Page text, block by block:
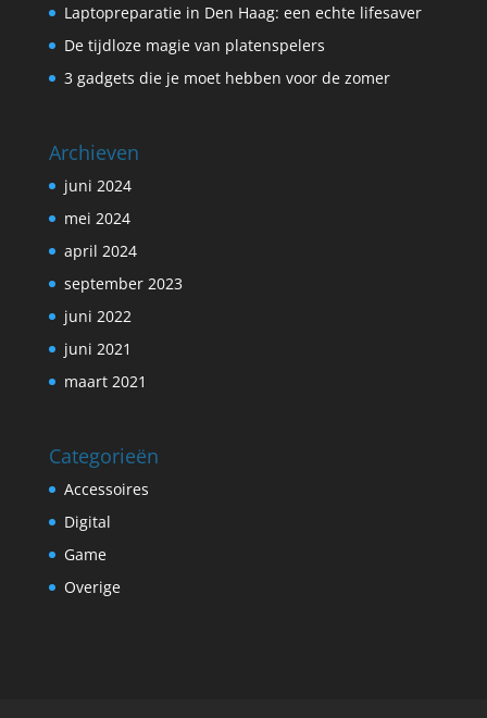
Laptopreparatie in Den Haag: een echte lifesaver
De tijdloze magie van platenspelers
3 gadgets die je moet hebben voor de zomer
Archieven
juni 2024
mei 2024
april 2024
september 2023
juni 2022
juni 2021
maart 2021
Categorieën
Accessoires
Digital
Game
Overige